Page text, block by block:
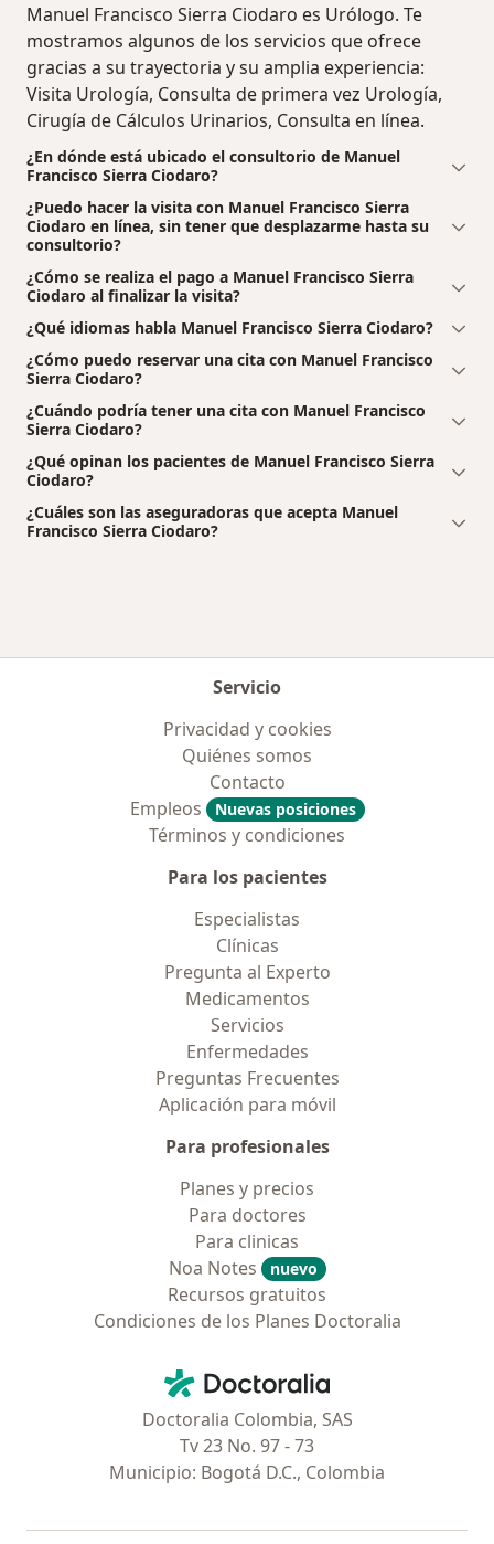
Manuel Francisco Sierra Ciodaro es Urólogo. Te
mostramos algunos de los servicios que ofrece
gracias a su trayectoria y su amplia experiencia:
Visita Urología, Consulta de primera vez Urología,
Cirugía de Cálculos Urinarios, Consulta en línea.
¿En dónde está ubicado el consultorio de Manuel
Francisco Sierra Ciodaro?
¿Puedo hacer la visita con Manuel Francisco Sierra
Ciodaro en línea, sin tener que desplazarme hasta su
consultorio?
¿Cómo se realiza el pago a Manuel Francisco Sierra
Ciodaro al finalizar la visita?
¿Qué idiomas habla Manuel Francisco Sierra Ciodaro?
¿Cómo puedo reservar una cita con Manuel Francisco
Sierra Ciodaro?
¿Cuándo podría tener una cita con Manuel Francisco
Sierra Ciodaro?
¿Qué opinan los pacientes de Manuel Francisco Sierra
Ciodaro?
¿Cuáles son las aseguradoras que acepta Manuel
Francisco Sierra Ciodaro?
Servicio
Privacidad y cookies
Quiénes somos
Contacto
Empleos
Nuevas posiciones
Términos y condiciones
Para los pacientes
Especialistas
Clínicas
Pregunta al Experto
Medicamentos
Servicios
Enfermedades
Preguntas Frecuentes
Aplicación para móvil
Para profesionales
Planes y precios
Para doctores
Para clinicas
Noa Notes
nuevo
Recursos gratuitos
Condiciones de los Planes Doctoralia
Doctoralia - Página de inicio
Doctoralia Colombia, SAS
Tv 23 No. 97 - 73
Municipio: Bogotá D.C., Colombia